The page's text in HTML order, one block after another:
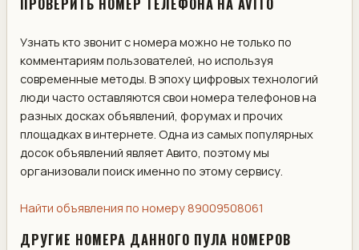
ПРОВЕРИТЬ НОМЕР ТЕЛЕФОНА НА AVITO
Узнать кто звонит с номера можно не только по
комментариям пользователей, но используя
современные методы. В эпоху цифровых технологий
люди часто оставляются свои номера телефонов на
разных досках объявлений, форумах и прочих
площадках в интернете. Одна из самых популярных
досок объявлений являет Авито, поэтому мы
организовали поиск именно по этому сервису.
Найти объявления по номеру 89009508061
ДРУГИЕ НОМЕРА ДАННОГО ПУЛА НОМЕРОВ